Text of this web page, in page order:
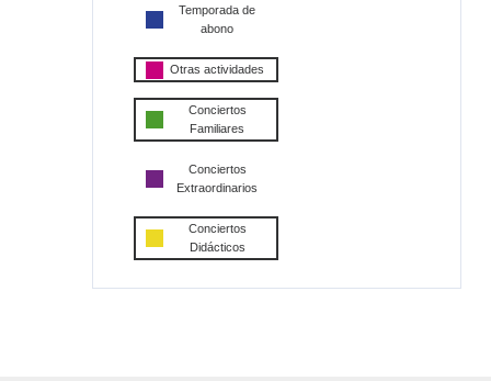
Temporada de
abono
Otras actividades
Conciertos
Familiares
Conciertos
Extraordinarios
Conciertos
Didácticos